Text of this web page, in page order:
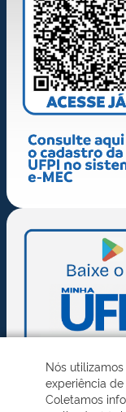
Nós
experiência
Coletamos